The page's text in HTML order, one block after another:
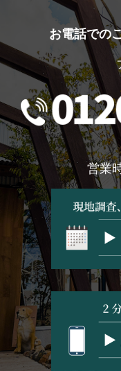
お電話での
営業